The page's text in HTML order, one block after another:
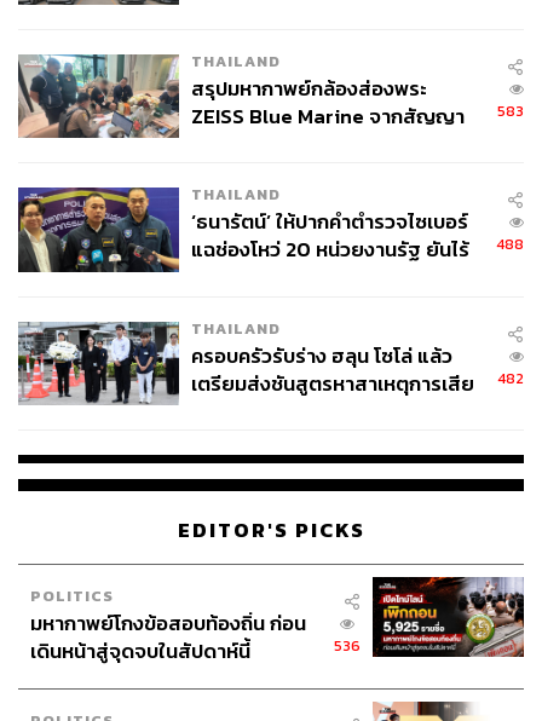
“เชื่อว่ารูปแบบสำนักงาน Core & Flex จะเพิ่มมากขึ้น บริษัท
ขนาดกลางและขนาดใหญ่เริ่มปรับพื้นที่ออฟฟิศให้มีความ
รักษาความเป็นส่วนตัวสำหรับหน่วยงานที่เกี่ยวข้องกับข้อมูล
ที่สำคัญของบริษัท เช่น ฝ่ายบัญชีและการเงิน และฝ่ายบุคคล
จุดรีเซปชัน และบริเวณรับรองแขก นอกจากนี้ ยังปรับพื้นที่ให้
เป็นแบบ Flex เพื่อความยืดหยุ่นในการดำเนินธุรกิจในยุค
ปัจจุบัน ดั้งนั้น เฟรเซอร์ส พร็อพเพอร์ตี้ คอมเมอร์เชียล
(ประเทศไทย) จึงจัดสรรพื้นที่ภายในอาคารให้มีแบบ
มาตรฐานผสมกับแบบ Co-working Space เพื่อเพิ่มความ
ท่วงที ซึ่งอาจจะมีการทำโปรโมชันแพ็กเกจ เช่าทั้งพื้นที่ Core
THAILAND
สรุปมหากาพย์กล้องส่องพระ
ZEISS Blue Marine จากสัญญา
จ่ายหนี้-แอบระบุแบรนด์
583
THAILAND
‘ธนารัตน์’ ให้ปากคำตำรวจไซเบอร์
แฉช่องโหว่ 20 หน่วยงานรัฐ ยันไร้
488
THAILAND
ครอบครัวรับร่าง ฮลุน โซโล่ แล้ว
เตรียมส่งชันสูตรหาสาเหตุการเสีย
482
EDITOR'S PICKS
POLITICS
มหากาพย์โกงข้อสอบท้องถิ่น ก่อน
เดินหน้าสู่จุดจบในสัปดาห์นี้
536